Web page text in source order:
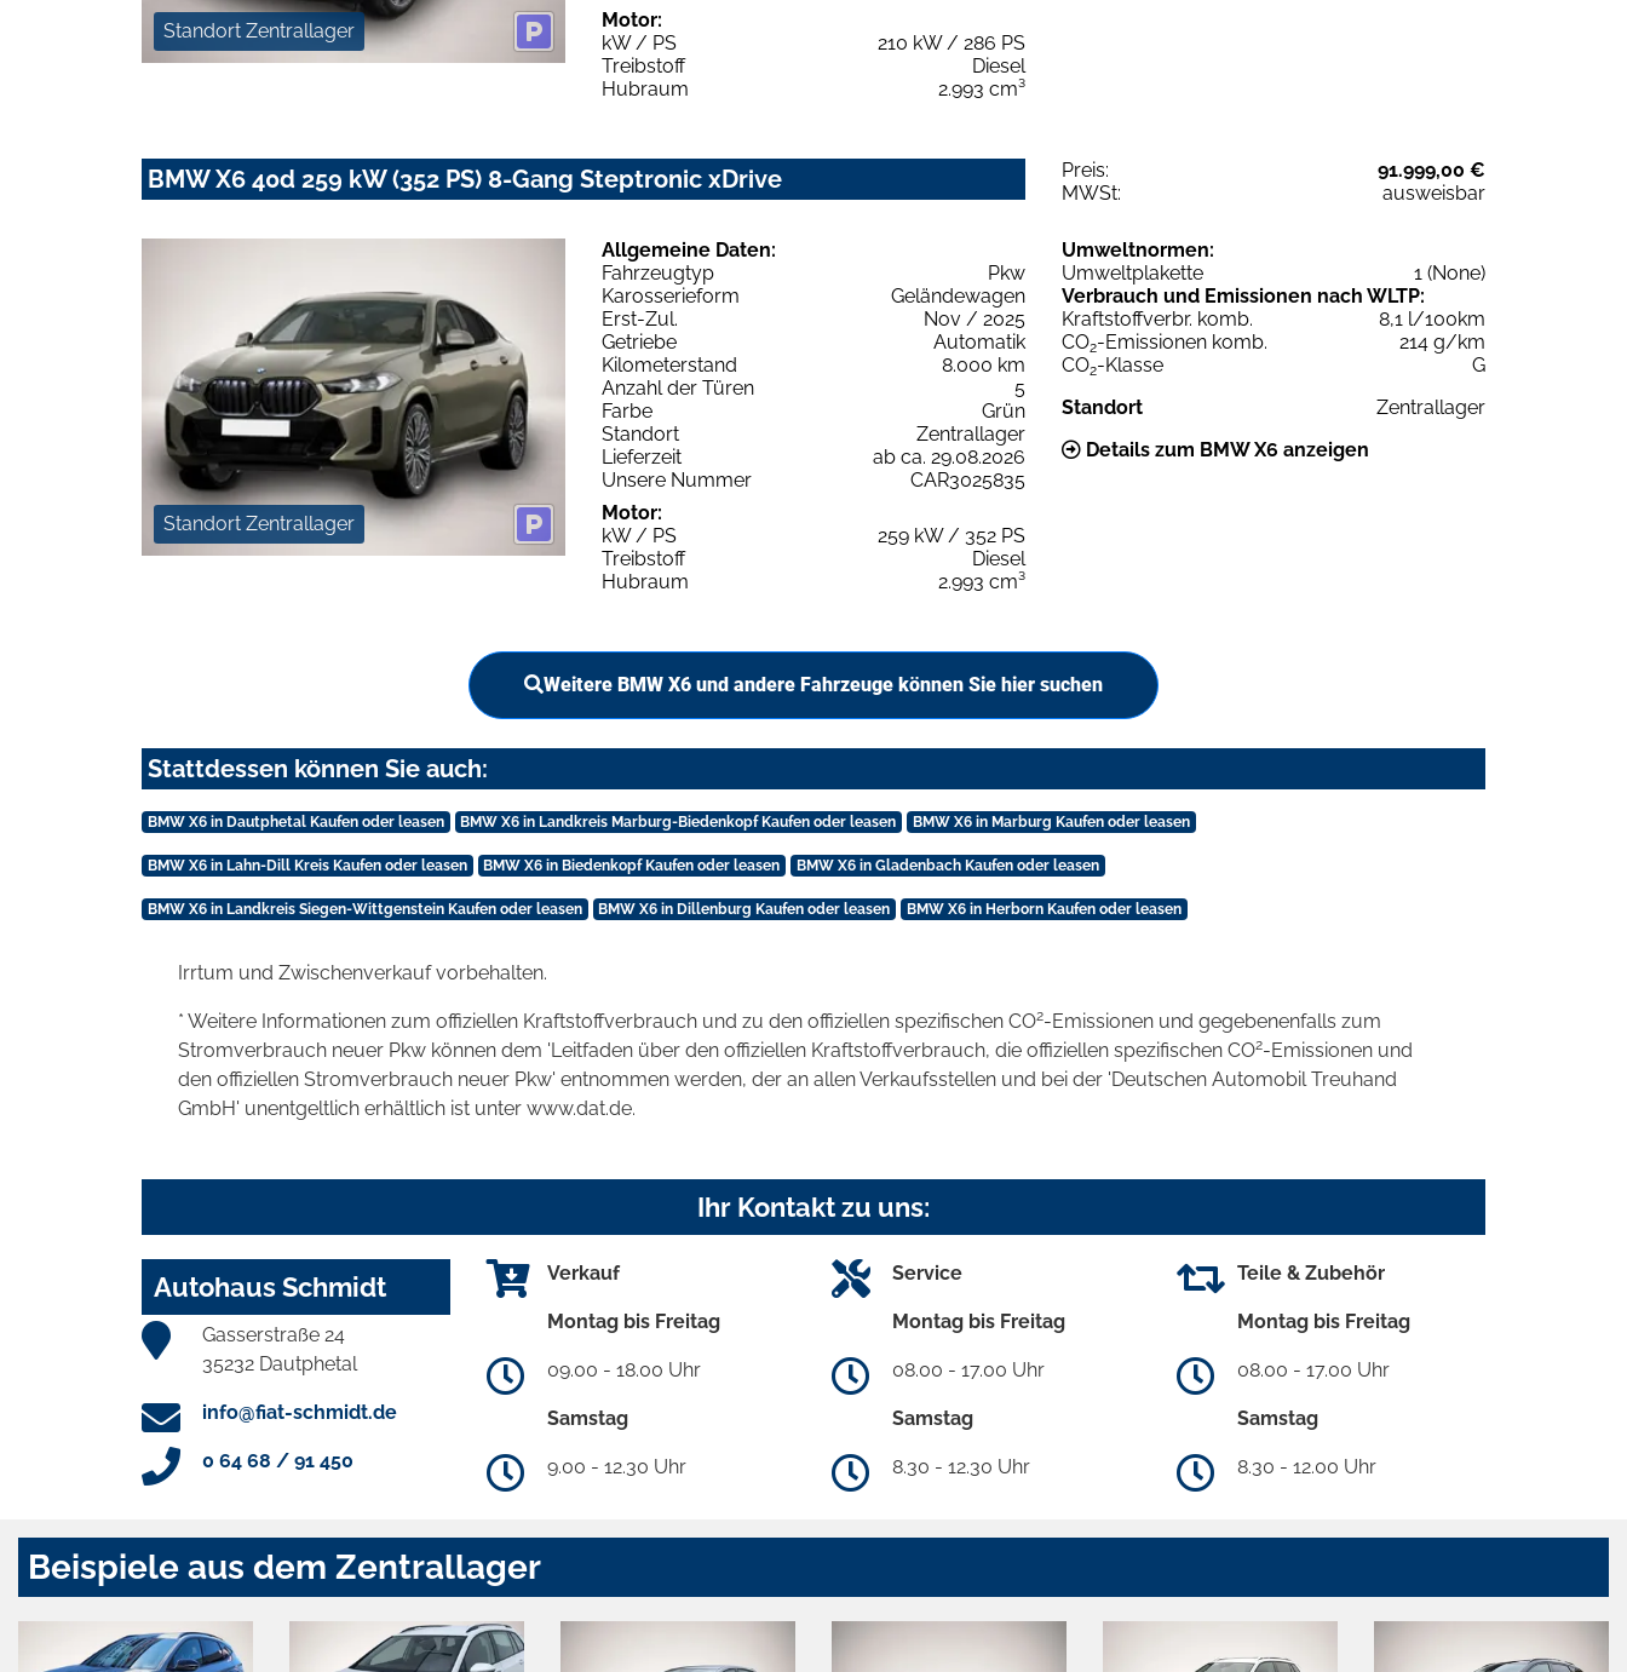
Standort Zentrallager
Motor:
kW / PS
210 kW / 286 PS
Treibstoff
Diesel
Hubraum
2.993 cm³
BMW X6 40d 259 kW (352 PS) 8-Gang Steptronic xDrive Preis:
91.999,00 €
MWSt:
ausweisbar
Standort Zentrallager
Allgemeine Daten:
Fahrzeugtyp
Pkw
Karosserieform
Geländewagen
Erst-Zul.
Nov / 2025
Getriebe
Automatik
Kilometerstand
8.000 km
Anzahl der Türen
5
Farbe
Grün
Standort
Zentrallager
Lieferzeit
ab ca. 29.08.2026
Unsere Nummer
CAR3025835
Motor:
kW / PS
259 kW / 352 PS
Treibstoff
Diesel
Hubraum
2.993 cm³
Umweltnormen:
Umweltplakette
1 (None)
Verbrauch und Emissionen nach WLTP:
Kraftstoffverbr. komb.
8,1 l/100km
CO2-Emissionen komb.
214 g/km
CO2-Klasse
G
Standort
Zentrallager
Details zum BMW X6 anzeigen
Weitere BMW X6 und andere Fahrzeuge können Sie hier suchen
Stattdessen können Sie auch:
BMW X6 in Dautphetal Kaufen oder leasen BMW X6 in Landkreis Marburg-Biedenkopf Kaufen oder leasen BMW X6 in Marburg Kaufen oder leasen
BMW X6 in Lahn-Dill Kreis Kaufen oder leasen BMW X6 in Biedenkopf Kaufen oder leasen BMW X6 in Gladenbach Kaufen oder leasen
BMW X6 in Landkreis Siegen-Wittgenstein Kaufen oder leasen BMW X6 in Dillenburg Kaufen oder leasen BMW X6 in Herborn Kaufen oder leasen
Irrtum und Zwischenverkauf vorbehalten.
* Weitere Informationen zum offiziellen Kraftstoffverbrauch und zu den offiziellen spezifischen CO2-Emissionen und gegebenenfalls zum
Stromverbrauch neuer Pkw können dem 'Leitfaden über den offiziellen Kraftstoffverbrauch, die offiziellen spezifischen CO2-Emissionen und
den offiziellen Stromverbrauch neuer Pkw' entnommen werden, der an allen Verkaufsstellen und bei der 'Deutschen Automobil Treuhand
GmbH' unentgeltlich erhältlich ist unter www.dat.de.
Ihr Kontakt zu uns:
Autohaus Schmidt
Gasserstraße 24
35232 Dautphetal
info@fiat-schmidt.de
0 64 68 / 91 450
Verkauf
Montag bis Freitag
09.00 - 18.00 Uhr
Samstag
9.00 - 12.30 Uhr
Service
Montag bis Freitag
08.00 - 17.00 Uhr
Samstag
8.30 - 12.30 Uhr
Teile & Zubehör
Montag bis Freitag
08.00 - 17.00 Uhr
Samstag
8.30 - 12.00 Uhr
Beispiele aus dem Zentrallager